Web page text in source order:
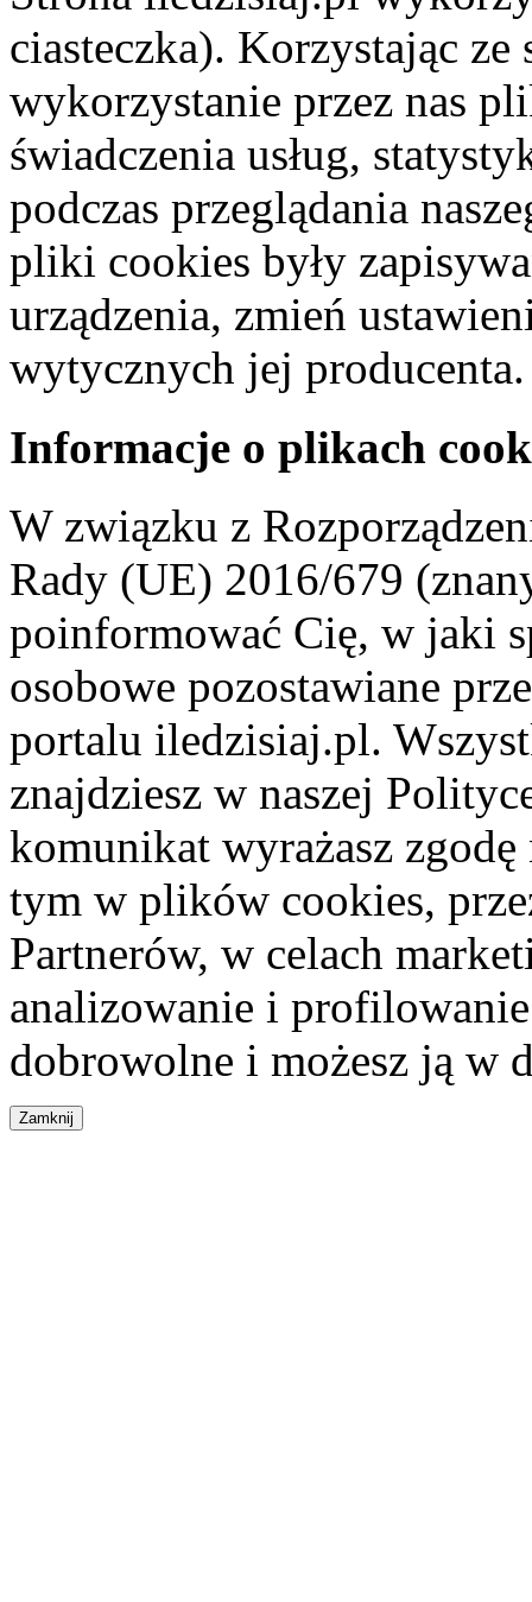
ciasteczka). Korzystając
wykorzystanie przez nas
świadczenia usług,
podczas przeglądania
pliki cookies były
urządzenia, zmień
wytycznych jej producenta.
Informacje o plikach
W związku z
Rady (UE) 2016/679
poinformować Cię, w jaki
osobowe pozostawiane
portalu iledzisiaj.pl.
znajdziesz w naszej
komunikat wyrażasz
tym w plików cookies,
Partnerów, w celach
analizowanie i
dobrowolne i możesz ją w